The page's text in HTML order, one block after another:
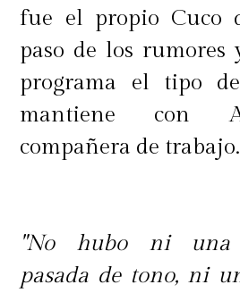
fue el propio Cuco
paso de los rumores
programa el tipo
mantiene con
compañera de trabajo.
"No hubo ni una
pasada de tono, ni